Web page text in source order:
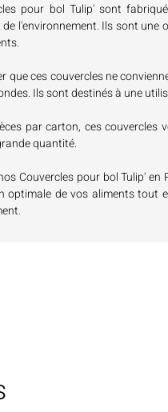
pour bol Tulip' sont
de l'environnement. Ils sont
que ces couvercles ne
Ils sont destinés à une
par carton, ces couvercles
quantité.
Couvercles pour bol Tulip' en
optimale de vos aliments tout